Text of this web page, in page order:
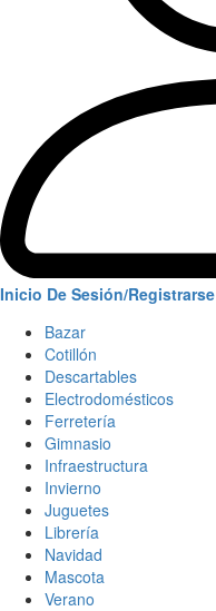
Inicio De Sesión/Registrarse
Bazar
Cotillón
Descartables
Electrodomésticos
Ferretería
Gimnasio
Infraestructura
Invierno
Juguetes
Librería
Navidad
Mascota
Verano